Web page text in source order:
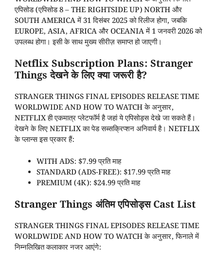
एपिसोड (एपिसोड 8 – THE RIGHTSIDE UP) NORTH और
SOUTH AMERICA में 31 दिसंबर 2025 को रिलीज होगा, जबकि
EUROPE, ASIA, AFRICA और OCEANIA में 1 जनवरी 2026 को
उपलब्ध होगा। इसी के साथ मुख्य सीरीज़ समाप्त हो जाएगी।
Netflix Subscription Plans: Stranger
Things देखने के लिए क्या जरूरी है?
STRANGER THINGS FINAL EPISODES RELEASE TIME
WORLDWIDE AND HOW TO WATCH के अनुसार,
NETFLIX ही एकमात्र प्लेटफॉर्म है जहां ये एपिसोड्स देखे जा सकते हैं।
देखने के लिए NETFLIX का पेड सब्सक्रिप्शन अनिवार्य है। NETFLIX
के प्लान्स इस प्रकार हैं:
WITH ADS: $7.99 प्रति माह
STANDARD (ADS-FREE): $17.99 प्रति माह
PREMIUM (4K): $24.99 प्रति माह
Stranger Things अंतिम एपिसोड्स Cast List
STRANGER THINGS FINAL EPISODES RELEASE TIME
WORLDWIDE AND HOW TO WATCH के अनुसार, फिनाले में
निम्नलिखित कलाकार नजर आएंगे: